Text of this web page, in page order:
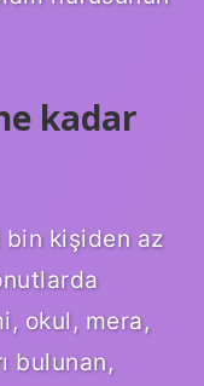
kadar
bin kişiden az
okul, mera,
bulunan,